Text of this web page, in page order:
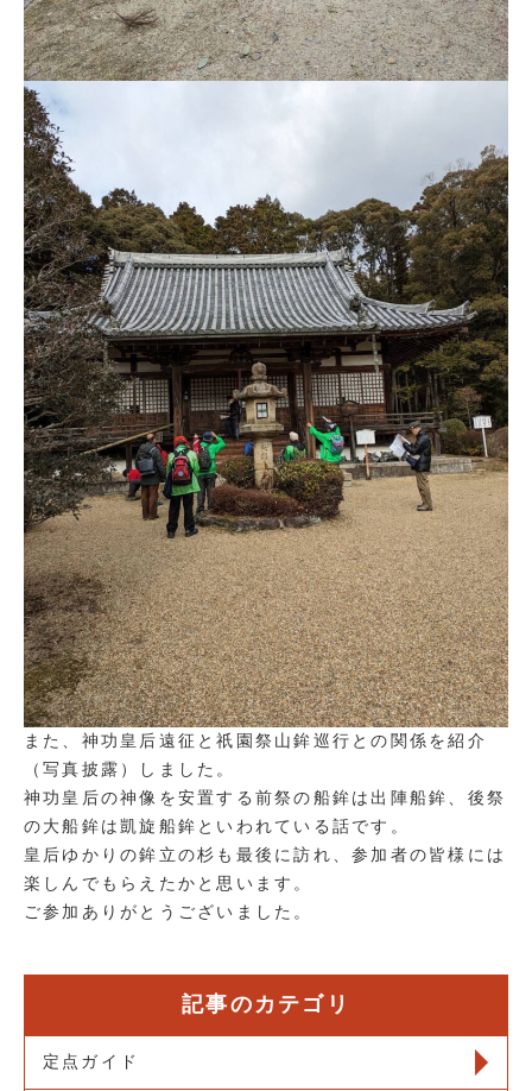
また、神功皇后遠征と祇園祭山鉾巡行との関係を紹介
（写真披露）しました。
神功皇后の神像を安置する前祭の船鉾は出陣船鉾、後祭
の大船鉾は凱旋船鉾といわれている話です。
皇后ゆかりの鉾立の杉も最後に訪れ、参加者の皆様には
楽しんでもらえたかと思います。
ご参加ありがとうございました。
記事のカテゴリ
定点ガイド